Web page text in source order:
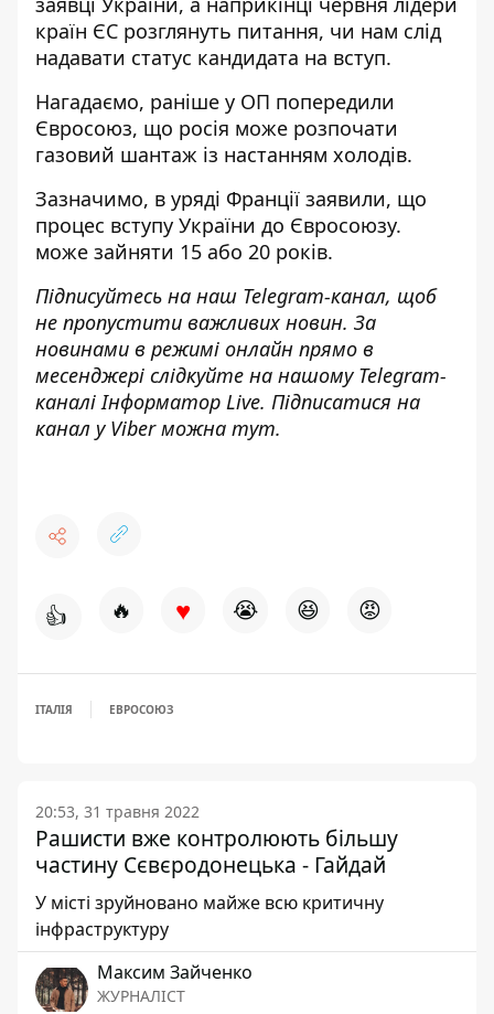
країн ЄС розглянуть питання, чи нам слід
надавати статус кандидата на вступ.
Нагадаємо, раніше у ОП попередили
Євросоюз, що росія може розпочати
газовий шантаж із настанням холодів.
Зазначимо, в уряді Франції заявили, що
процес вступу України до Євросоюзу.
може зайняти 15 або 20 років.
Підписуйтесь на наш Telegram-канал, щоб
не пропустити важливих новин. За
новинами в режимі онлайн прямо в
месенджері слідкуйте на нашому Telegram-
каналіІнформатор Live. Підписатися на
канал у Viber можна тут.
👍 🔥 ♥ 😭 😆 😡
ІТАЛІЯ ЕВРОСОЮЗ
20:53, 31 травня 2022
Рашисти вже контролюють більшу
частину Сєвєродонецька - Гайдай
У місті зруйновано майже всю критичну
інфраструктуру
Максим Зайченко
ЖУРНАЛІСТ